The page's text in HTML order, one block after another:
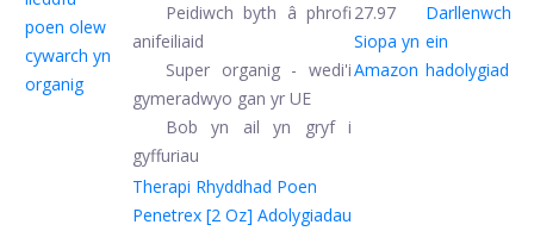
Peidiwch byth â phrofi
anifeiliaid
Super organig - wedi'i
gymeradwyo gan yr UE
Bob yn ail yn gryf i
gyffuriau
27.97
Siopa yn
Amazon
Darllenwch
ein
hadolygiad
Therapi Rhyddhad Poen
Penetrex [2 Oz] Adolygiadau